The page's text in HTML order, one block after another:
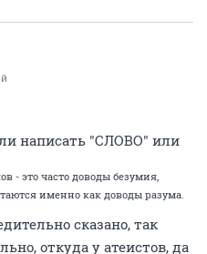
написать "СЛОВО" или
- это часто доводы безумия,
именно как доводы разума.
сказано, так
откуда у атеистов, да